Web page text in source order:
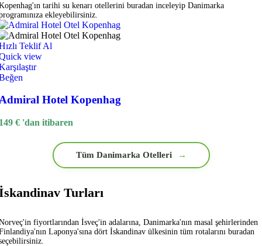
tarihi su kenarı otellerini buradan inceleyip Danimarka
ekleyebilirsiniz.
Teklif Al
view
Hotel Kopenhag
€ 'dan itibaren
Tüm Danimarka Otelleri →
Turları
fiyortlarından İsveç'in adalarına, Danimarka'nın masal şehirlerinden
Laponya'sına dört İskandinav ülkesinin tüm rotalarını buradan